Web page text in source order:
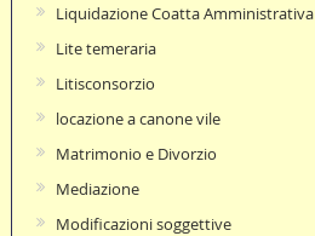
Liquidazione Coatta Amministrativa
Lite temeraria
Litisconsorzio
locazione a canone vile
Matrimonio e Divorzio
Mediazione
Modificazioni soggettive